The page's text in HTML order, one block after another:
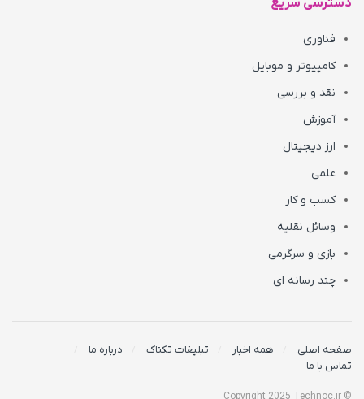
فناوری
کامپیوتر و موبایل
نقد و بررسی
آموزش
ارز دیجیتال
علمی
کسب و کار
وسائل نقلیه
بازی و سرگرمی
چند رسانه ای
صفحه اصلی همه اخبار تبلیغات تکناک
درباره ما
تماس با ما